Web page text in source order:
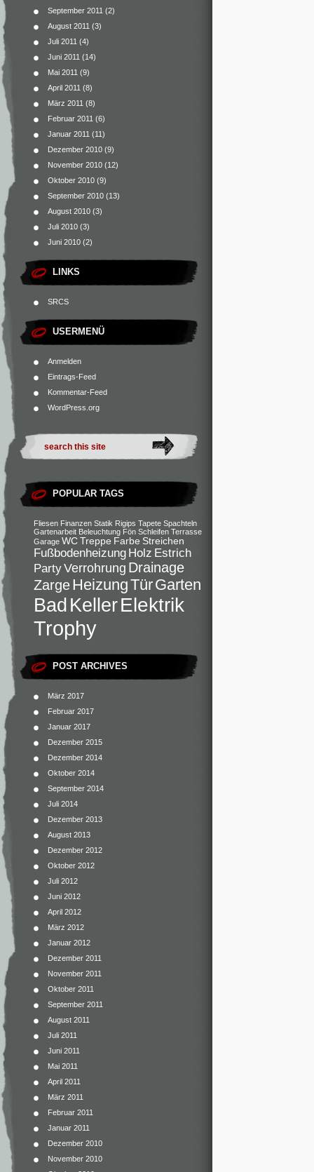
September 2011 (2)
August 2011 (3)
Juli 2011 (4)
Juni 2011 (14)
Mai 2011 (9)
April 2011 (8)
März 2011 (8)
Februar 2011 (6)
Januar 2011 (11)
Dezember 2010 (9)
November 2010 (12)
Oktober 2010 (9)
September 2010 (13)
August 2010 (3)
Juli 2010 (3)
Juni 2010 (2)
LINKS
SRCS
USERMENÜ
Anmelden
Eintrags-Feed
Kommentar-Feed
WordPress.org
POPULAR TAGS
Fliesen Finanzen Statik Rigips Tapete Spachteln
Gartenarbeit Beleuchtung Fön Schleifen Terrasse
Garage WC Treppe Farbe Streichen
Fußbodenheizung Holz Estrich
PartyVerrohrung Drainage
ZargeHeizungTürGarten
Bad KellerElektrik
Trophy
POST ARCHIVES
März 2017
Februar 2017
Januar 2017
Dezember 2015
Dezember 2014
Oktober 2014
September 2014
Juli 2014
Dezember 2013
August 2013
Dezember 2012
Oktober 2012
Juli 2012
Juni 2012
April 2012
März 2012
Januar 2012
Dezember 2011
November 2011
Oktober 2011
September 2011
August 2011
Juli 2011
Juni 2011
Mai 2011
April 2011
März 2011
Februar 2011
Januar 2011
Dezember 2010
November 2010